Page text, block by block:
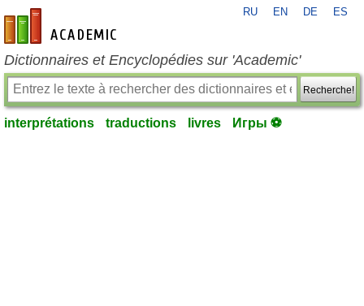
fr-academic.com
RU EN DE ES
Dictionnaires et Encyclopédies sur 'Academic'
Recherche!
interprétations traductions livres Игры ⚽